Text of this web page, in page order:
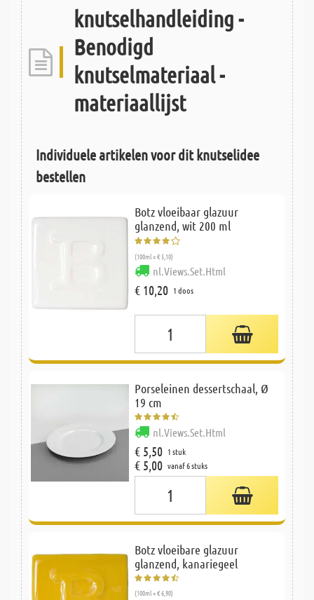
knutselhandleiding -
Benodigd
knutselmateriaal -
materiaallijst
Individuele artikelen voor dit knutselidee
bestellen
Botz vloeibaar glazuur
glanzend, wit 200 ml
(100ml = € 5,10)
nl.Views.Set.Html
€ 10,20 1 doos
Porseleinen dessertschaal, Ø
19 cm
nl.Views.Set.Html
€ 5,50 1 stuk
€ 5,00 vanaf 6 stuks
Botz vloeibare glazuur
glanzend, kanariegeel
(100ml = € 6,90)